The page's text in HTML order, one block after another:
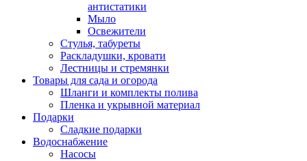
антистатики
Мыло
Освежители
Стулья, табуреты
Раскладушки, кровати
Лестницы и стремянки
Товары для сада и огорода
Шланги и комплекты полива
Пленка и укрывной материал
Подарки
Cладкие подарки
Водоснабжение
Насосы